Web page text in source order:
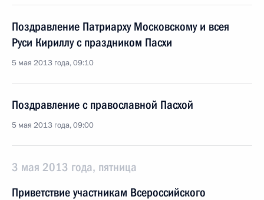
Поздравление Патриарху Московскому и всея
Руси Кириллу с праздником Пасхи
5 мая 2013 года, 09:10
Поздравление с православной Пасхой
5 мая 2013 года, 09:00
3 мая 2013 года, пятница
Приветствие участникам Всероссийского